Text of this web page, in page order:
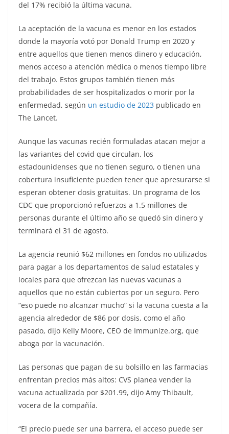
del 17% recibió la última vacuna.
La aceptación de la vacuna es menor en los estados
donde la mayoría votó por Donald Trump en 2020 y
entre aquellos que tienen menos dinero y educación,
menos acceso a atención médica o menos tiempo libre
del trabajo. Estos grupos también tienen más
probabilidades de ser hospitalizados o morir por la
enfermedad, según un estudio de 2023 publicado en
The Lancet.
Aunque las vacunas recién formuladas atacan mejor a
las variantes del covid que circulan, los
estadounidenses que no tienen seguro, o tienen una
cobertura insuficiente pueden tener que apresurarse si
esperan obtener dosis gratuitas. Un programa de los
CDC que proporcionó refuerzos a 1.5 millones de
personas durante el último año se quedó sin dinero y
terminará el 31 de agosto.
La agencia reunió $62 millones en fondos no utilizados
para pagar a los departamentos de salud estatales y
locales para que ofrezcan las nuevas vacunas a
aquellos que no están cubiertos por un seguro. Pero
“eso puede no alcanzar mucho” si la vacuna cuesta a la
agencia alrededor de $86 por dosis, como el año
pasado, dijo Kelly Moore, CEO de Immunize.org, que
aboga por la vacunación.
Las personas que pagan de su bolsillo en las farmacias
enfrentan precios más altos: CVS planea vender la
vacuna actualizada por $201.99, dijo Amy Thibault,
vocera de la compañía.
“El precio puede ser una barrera, el acceso puede ser